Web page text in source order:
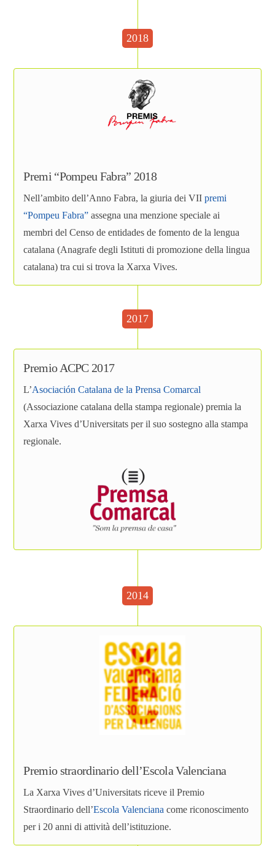
2018
Premi “Pompeu Fabra” 2018
Nell’ambito dell’Anno Fabra, la giuria dei VIIpremi
“Pompeu Fabra” assegna una menzione speciale ai
membri del Censo de entidades de fomento de la lengua
catalana (Anagrafe degli Istituti di promozione della lingua
catalana) tra cui si trova la Xarxa Vives.
2017
Premio ACPC 2017
L’Asociación Catalana de la Prensa Comarcal
(Associazione catalana della stampa regionale) premia la
Xarxa Vives d’Universitats per il suo sostegno alla stampa
regionale.
2014
Premio straordinario dell’Escola Valenciana
La Xarxa Vives d’Universitats riceve il Premio
Straordinario dell’Escola Valenciana come riconoscimento
per i 20 anni di attività dell’istituzione.